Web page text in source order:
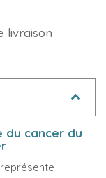
livraison
du cancer du